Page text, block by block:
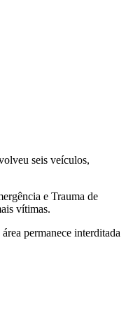
seis veículos,
e Trauma de
vítimas.
permanece interditada